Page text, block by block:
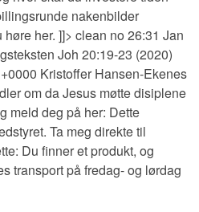
nakenbilder
her. ]]> clean no 26:31 Jan
Joh 20:19-23 (2020)
Kristoffer Hansen-Ekenes
om da Jesus møtte disiplene
meld deg på her: Dette
Ta meg direkte til
Du finner et produkt, og
transport på fredag- og lørdag